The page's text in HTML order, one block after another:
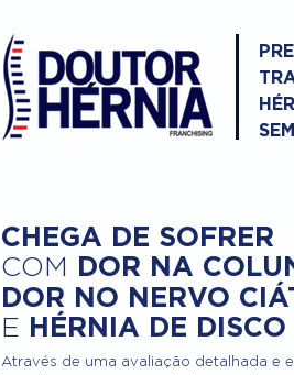
CHEGA DE SOFRER
COM DOR NA
DOR NO NERVO
E HÉRNIA DE DISCO
Através de uma avaliação detalhada e